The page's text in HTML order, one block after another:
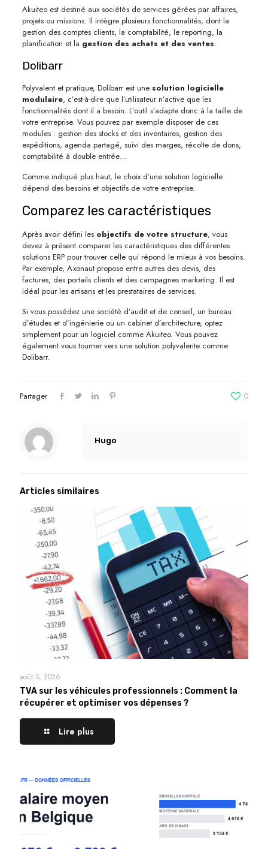
Akuiteo est destiné aux sociétés de services gérées par affaires,
projets ou missions. Il intègre plusieurs fonctionnalités, dont la
gestion des comptes clients, la comptabilité, le reporting, la
planification et la gestion des achats et des ventes.
Dolibarr
Polyvalent et pratique, Dolibarr est une solution logicielle
modulaire, c’est-à-dire que l’utilisateur n’active que les
fonctionnalités dont il a besoin. L’outil s’adapte donc à la taille de
votre entreprise. Vous pouvez par exemple disposer de ces
modules : gestion des stocks et des inventaires, gestion des
expéditions, agenda partagé, suivi des marges, récolte de dons,
comptabilité à double entrée…
Comme indiqué plus haut, le choix d’une solution logicielle
dépend des besoins et objectifs de votre entreprise.
Comparez les caractéristiques
Après avoir défini les objectifs de votre structure, vous
devez à présent comparer les caractéristiques des différentes
solutions ERP pour trouver celle qui répond le mieux à vos besoins.
Par exemple, Axonaut propose entre autres des devis, des
factures, des portails clients et des campagnes marketing. Il est
idéal pour les artisans et les prestataires de services.
Si vous possédez une société d’audit et de conseil, un bureau
d’études et d’ingénierie ou un cabinet d’architecture, optez
simplement pour un logiciel comme Akuiteo. Vous pouvez
également vous tourner vers une solution polyvalente comme
Dolibarr.
Partager 0
Hugo
Articles similaires
août 5, 2026
TVA sur les véhicules professionnels : Comment la
récupérer et optimiser vos dépenses ?
Lire plus